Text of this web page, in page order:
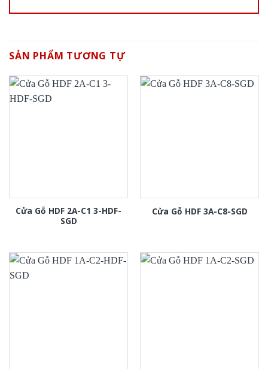
SẢN PHẨM TƯƠNG TỰ
Cửa Gỗ HDF 2A-C1 3-HDF-
SGD
Cửa Gỗ HDF 3A-C8-SGD